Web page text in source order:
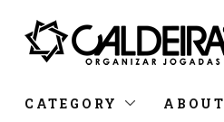
CATEGORY ABOUT